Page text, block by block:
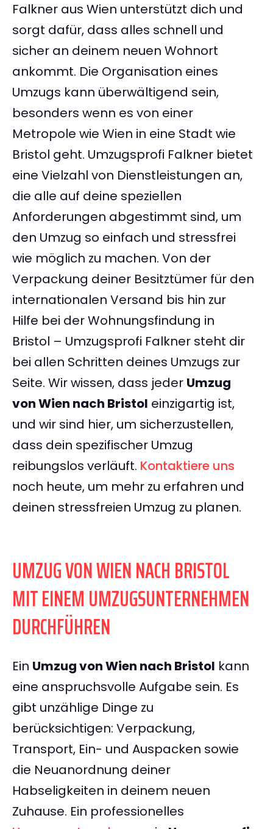
Falkner aus Wien unterstützt dich und
sorgt dafür, dass alles schnell und
sicher an deinem neuen Wohnort
ankommt. Die Organisation eines
Umzugs kann überwältigend sein,
besonders wenn es von einer
Metropole wie Wien in eine Stadt wie
Bristol geht. Umzugsprofi Falkner bietet
eine Vielzahl von Dienstleistungen an,
die alle auf deine speziellen
Anforderungen abgestimmt sind, um
den Umzug so einfach und stressfrei
wie möglich zu machen. Von der
Verpackung deiner Besitztümer für den
internationalen Versand bis hin zur
Hilfe bei der Wohnungsfindung in
Bristol – Umzugsprofi Falkner steht dir
bei allen Schritten deines Umzugs zur
Seite. Wir wissen, dass jeder Umzug
von Wien nach Bristol einzigartig ist,
und wir sind hier, um sicherzustellen,
dass dein spezifischer Umzug
reibungslos verläuft. Kontaktiere uns
noch heute, um mehr zu erfahren und
deinen stressfreien Umzug zu planen.
UMZUG VON WIEN NACH BRISTOL
MIT EINEM UMZUGSUNTERNEHMEN
DURCHFÜHREN
Ein Umzug von Wien nach Bristol kann
eine anspruchsvolle Aufgabe sein. Es
gibt unzählige Dinge zu
berücksichtigen: Verpackung,
Transport, Ein- und Auspacken sowie
die Neuanordnung deiner
Habseligkeiten in deinem neuen
Zuhause. Ein professionelles